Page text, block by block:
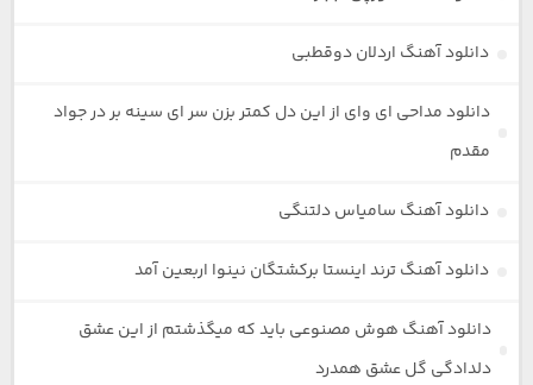
دانلود آهنگ اردلان دوقطبی
دانلود مداحی ای وای از این دل کمتر بزن سر ای سینه بر در جواد
مقدم
دانلود آهنگ سامیاس دلتنگی
دانلود آهنگ ترند اینستا برکشتگان نینوا اربعین آمد
دانلود آهنگ هوش مصنوعی باید که میگذشتم از این عشق
دلدادگی گل عشق همدرد